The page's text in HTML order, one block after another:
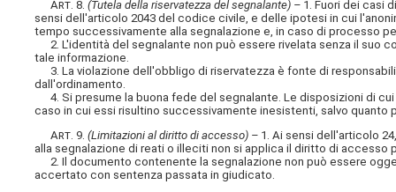
Art . 8.(Tutela della riservatezza del segnalante) – 1. Fuori dei casi
sensi dell'articolo 2043 del codice civile, e delle ipotesi in cui
tempo successivamente alla segnalazione e, in caso di processo
2. L'identità del segnalante non può essere rivelata senza il suo
tale informazione.
3. La violazione dell'obbligo di riservatezza è fonte di
dall'ordinamento.
4. Si presume la buona fede del segnalante. Le disposizioni di
caso in cui essi risultino successivamente inesistenti, salvo quanto
Art . 9.(Limitazioni al diritto di accesso) – 1. Ai sensi dell'articolo
alla segnalazione di reati o illeciti non si applica il diritto di
2. Il documento contenente la segnalazione non può essere
accertato con sentenza passata in giudicato.